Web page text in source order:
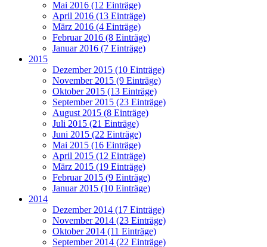
Mai 2016 (12 Einträge)
April 2016 (13 Einträge)
März 2016 (4 Einträge)
Februar 2016 (8 Einträge)
Januar 2016 (7 Einträge)
2015
Dezember 2015 (10 Einträge)
November 2015 (9 Einträge)
Oktober 2015 (13 Einträge)
September 2015 (23 Einträge)
August 2015 (8 Einträge)
Juli 2015 (21 Einträge)
Juni 2015 (22 Einträge)
Mai 2015 (16 Einträge)
April 2015 (12 Einträge)
März 2015 (19 Einträge)
Februar 2015 (9 Einträge)
Januar 2015 (10 Einträge)
2014
Dezember 2014 (17 Einträge)
November 2014 (23 Einträge)
Oktober 2014 (11 Einträge)
September 2014 (22 Einträge)